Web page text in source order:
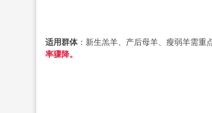
适用群体：新生羔羊、产后母羊、瘦弱羊需重
率骤降。